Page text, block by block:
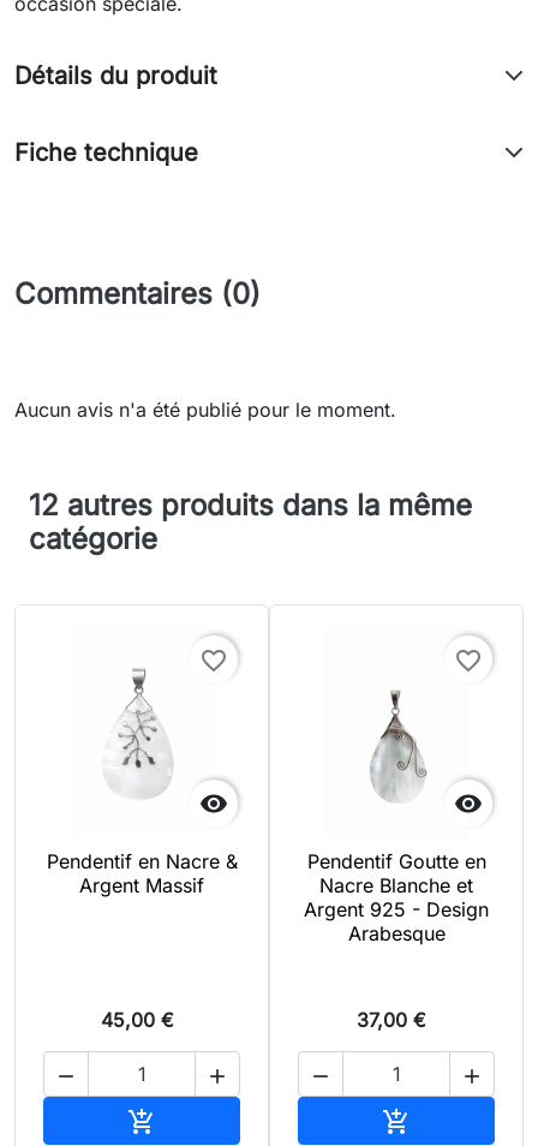
Détails du produit
Fiche technique
Commentaires (0)
Aucun avis n'a été publié pour le moment.
12 autres produits dans la même
catégorie

favorite_border
Pendentif en Nacre &
Argent Massif
45,00 €
 


favorite_border
Pendentif Goutte en
Nacre Blanche et
Argent 925 - Design
Arabesque
37,00 €
 
